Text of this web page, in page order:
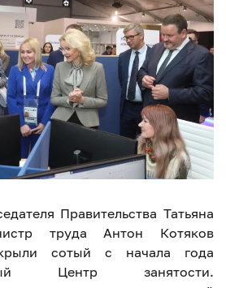
Правительства Татьяна
труда Антон Котяков
сотый с начала года
Центр занятости.